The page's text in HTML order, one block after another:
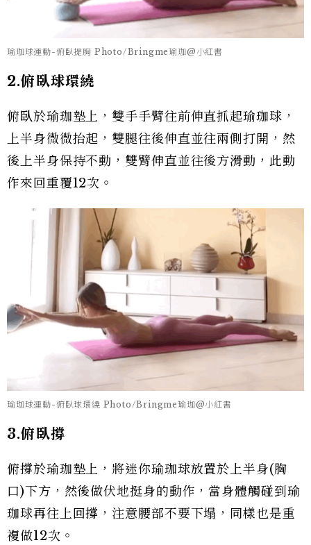
瑜珈球運動-俯臥提胸 Photo/Bringme瑜珈@小紅書
2.俯臥球環繞
俯臥於瑜珈墊上，雙手手臂往前伸直抓起瑜珈球，
上半身微微抬起，雙腿往後伸直並往兩側打開，然
後上半身保持不動，雙臂伸直並往後方滑動，此動
作來回重覆12次。
瑜珈球運動-俯臥球環繞 Photo/Bringme瑜珈@小紅書
3.俯臥撐
俯撐於瑜珈墊上，將迷你瑜珈球放置於上半身(胸
口)下方，然後做伏地挺身的動作，當身體觸碰到瑜
珈球再往上回撐，注意腰部不要下塌，同樣也是重
複做12次。